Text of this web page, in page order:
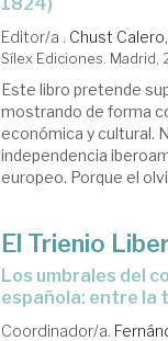
Editor/a . Chust
Sílex Ediciones. Madrid,
Este libro pretende
mostrando de forma
económica y cultural.
independencia
europeo. Porque el
El Trienio
Los umbrales del constitucionalismo en la monarquía
española: entre la
Coordinador/a.